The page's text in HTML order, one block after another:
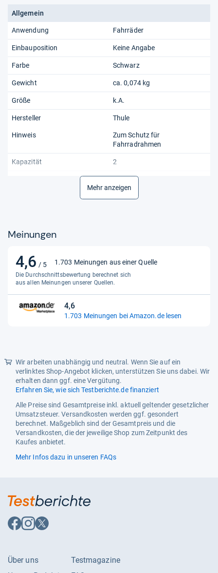
Allgemein
Anwendung Fahrräder
Einbauposition Keine Angabe
Farbe Schwarz
Gewicht ca. 0,074 kg
Größe k.A.
Hersteller Thule
Hinweis
Zum Schutz für
Fahrradrahmen
Kapazität 2
Kunstoff
Zubehör / Sonstiges
Mehr anzeigen
Meinungen
4,6 / 5
4,6
von
5
Sternen
1.703 Meinungen aus einer Quelle
Die Durchschnittsbewertung berechnet sich
aus allen Meinungen unserer Quellen.
4,6
4,6
von
1.703 Meinungen bei Amazon.de lesen
Wir arbeiten unabhängig und neutral. Wenn Sie auf ein
verlinktes Shop-Angebot klicken, unterstützen Sie uns dabei. Wir
erhalten dann ggf. eine Vergütung.
Erfahren Sie, wie sich Testberichte.de finanziert
Alle Preise sind Gesamtpreise inkl. aktuell geltender gesetzlicher
Umsatzsteuer. Versandkosten werden ggf. gesondert
berechnet. Maßgeblich sind der Gesamtpreis und die
Versandkosten, die der jeweilige Shop zum Zeitpunkt des
Kaufes anbietet.
Mehr Infos dazu in unseren FAQs
Auf
Facebook
Auf
Instagram
Auf
X
Über uns
Testmagazine